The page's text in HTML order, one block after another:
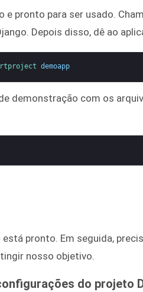
e pronto para ser usado.
Depois disso, dê ao
demoapp
demonstração com os
pronto. Em seguida,
nosso objetivo.
do projeto